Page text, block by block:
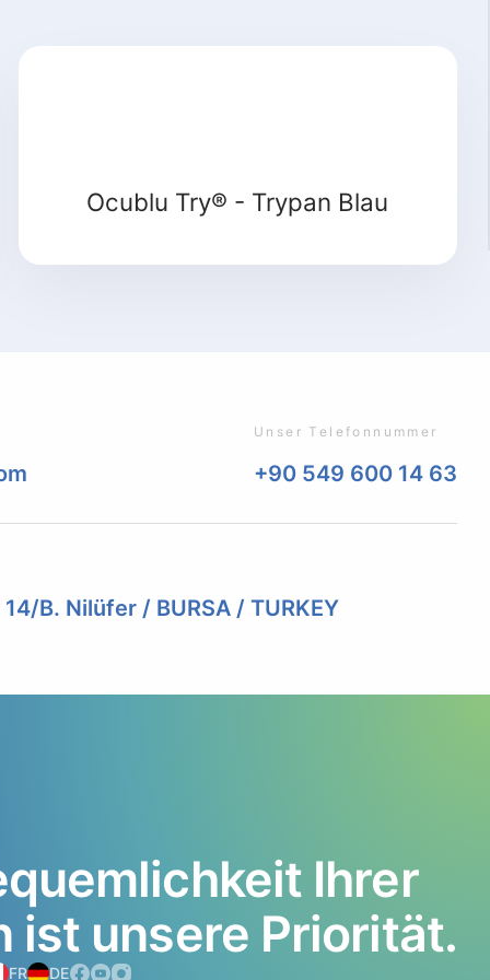
Ocublu Try® - Trypan Blau
Unser Telefonnummer
+90 549 600 14 63
B. Nilüfer / BURSA / TURKEY
Ihrer
ist unsere Priorität.
FR DE